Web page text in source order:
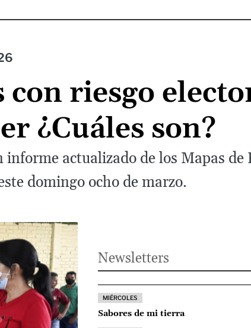
riesgo
¿Cuáles son?
actualizado de los Mapas de
domingo ocho de marzo.
Newsletters
MIÉRCOLES
Sabores de mi tierra